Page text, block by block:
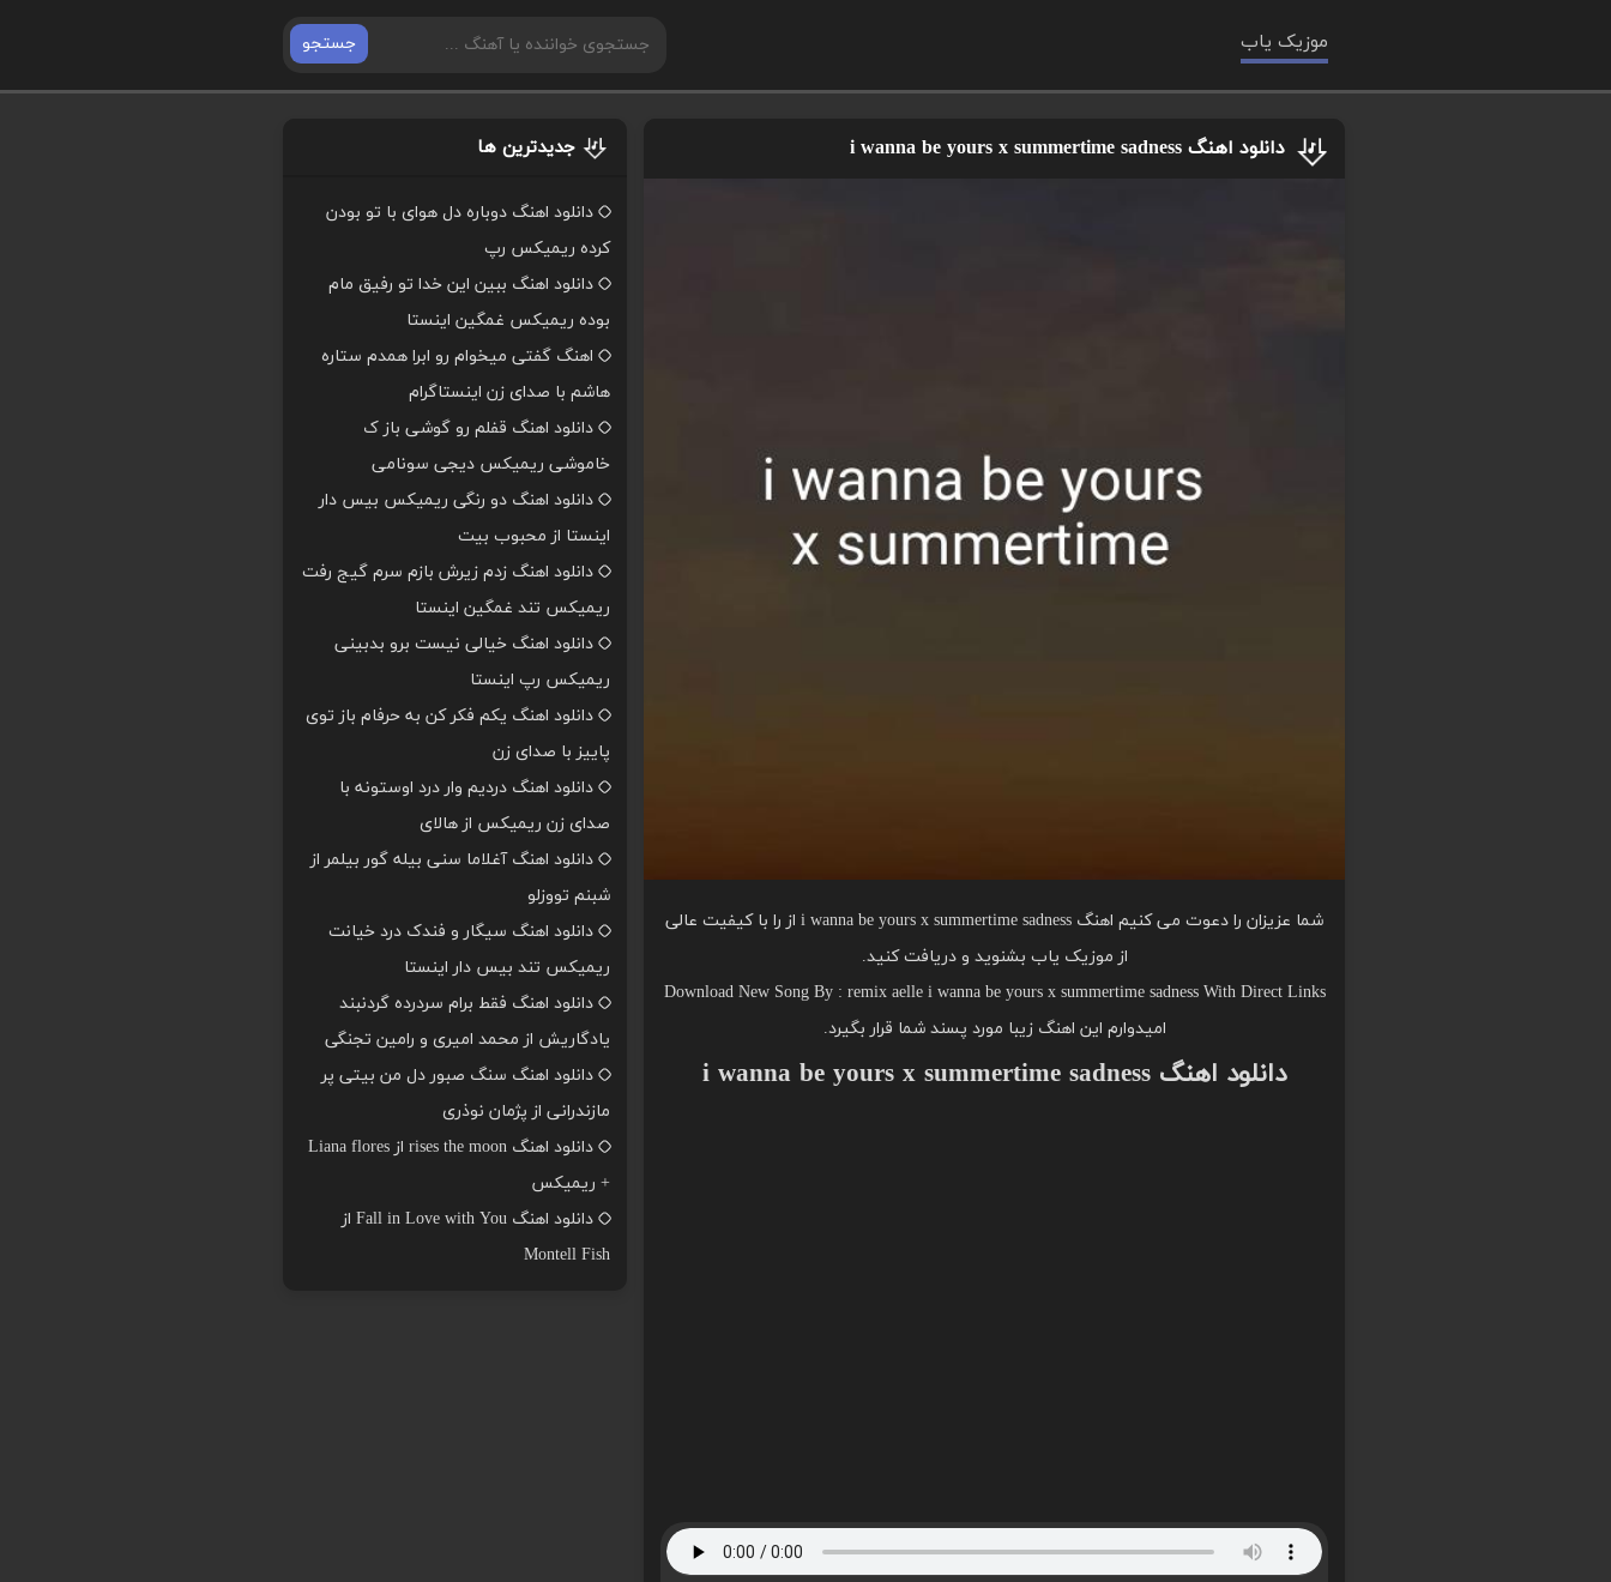
موزیک یاب جستجو
دانلود اهنگ i wanna be yours x summertime sadness
شما عزیزان را دعوت می کنیم اهنگ i wanna be yours x summertime sadness از را با کیفیت عالی
از موزیک یاب بشنوید و دریافت کنید.
Download New Song By : remix aelle i wanna be yours x summertime sadness With Direct Links
امیدوارم این اهنگ زیبا مورد پسند شما قرار بگیرد.
دانلود اهنگ i wanna be yours x summertime sadness
جدیدترین ها
دانلود اهنگ دوباره دل هوای با تو بودن
کرده ریمیکس رپ
دانلود اهنگ ببین این خدا تو رفیق مام
بوده ریمیکس غمگین اینستا
اهنگ گفتی میخوام رو ابرا همدم ستاره
هاشم با صدای زن اینستاگرام
دانلود اهنگ قفلم رو گوشی باز ک
خاموشی ریمیکس دیجی سونامی
دانلود اهنگ دو رنگی ریمیکس بیس دار
اینستا از محبوب بیت
دانلود اهنگ زدم زیرش بازم سرم گیج رفت
ریمیکس تند غمگین اینستا
دانلود اهنگ خیالی نیست برو بدبینی
ریمیکس رپ اینستا
دانلود اهنگ یکم فکر کن به حرفام باز توی
پاییز با صدای زن
دانلود اهنگ دردیم وار درد اوستونه با
صدای زن ریمیکس از هالای
دانلود اهنگ آغلاما سنی بیله گور بیلمر از
شبنم تووزلو
دانلود اهنگ سیگار و فندک درد خیانت
ریمیکس تند بیس دار اینستا
دانلود اهنگ فقط برام سردرده گردنبند
یادگاریش از محمد امیری و رامین تجنگی
دانلود اهنگ سنگ صبور دل من بیتی پر
مازندرانی از پژمان نوذری
دانلود اهنگ rises the moon از Liana flores
+ ریمیکس
دانلود اهنگ Fall in Love with You از
Montell Fish